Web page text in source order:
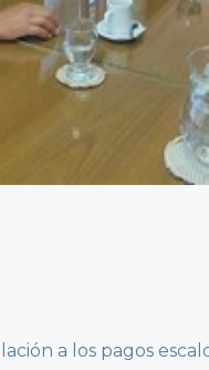
a los pagos